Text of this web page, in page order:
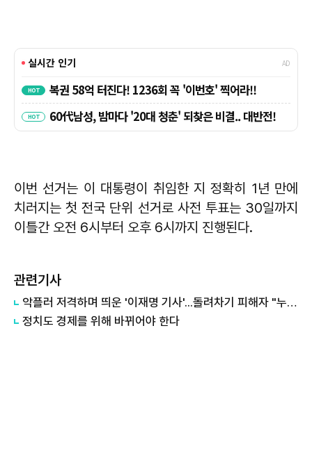
이번 선거는 이 대통령이 취임한 지 정확히 1년 만에
치러지는 첫 전국 단위 선거로 사전 투표는 30일까지
이틀간 오전 6시부터 오후 6시까지 진행된다.
관련기사
악플러 저격하며 띄운 '이재명 기사'...돌려차기 피해자 "누가 안 읽었나 보라"
정치도 경제를 위해 바뀌어야 한다